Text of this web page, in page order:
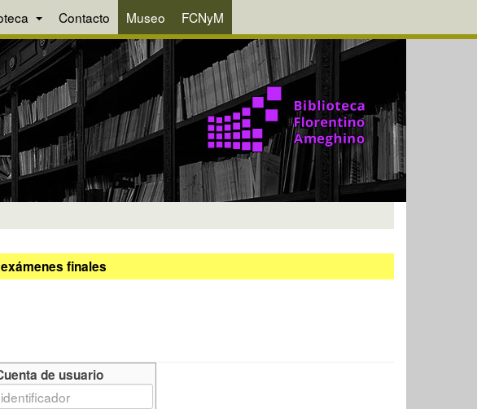
Contacto Museo FCNyM
finales
de usuario